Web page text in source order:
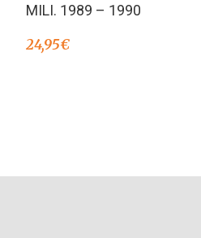
MILI. 1989 – 1990
24,95€